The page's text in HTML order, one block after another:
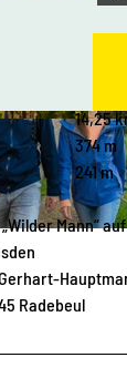
©
14,25
374 m
241 m
Mann“
Radebeul